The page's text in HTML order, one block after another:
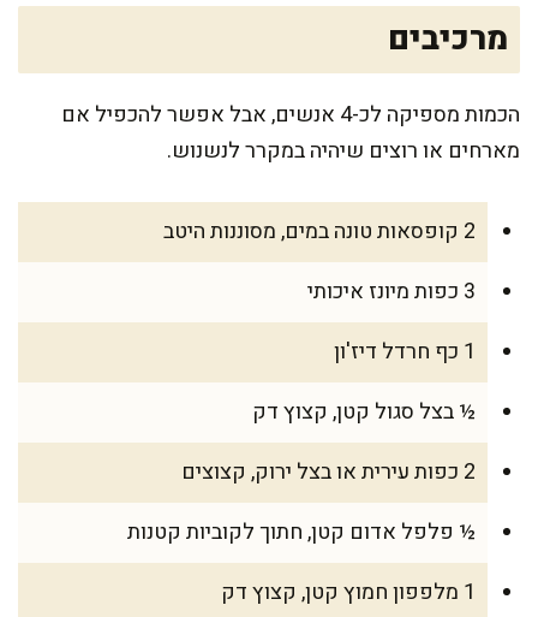
מרכיבים
הכמות מספיקה לכ-4 אנשים, אבל אפשר להכפיל אם
מארחים או רוצים שיהיה במקרר לנשנוש.
2 קופסאות טונה במים, מסוננות היטב
3 כפות מיונז איכותי
1 כף חרדל דיז'ון
½ בצל סגול קטן, קצוץ דק
2 כפות עירית או בצל ירוק, קצוצים
½ פלפל אדום קטן, חתוך לקוביות קטנות
1 מלפפון חמוץ קטן, קצוץ דק